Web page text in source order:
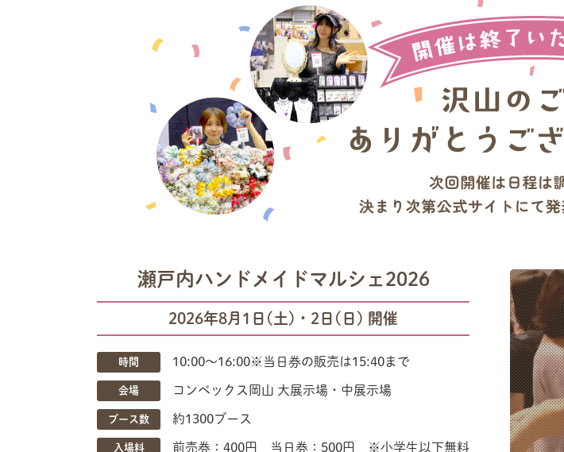
瀬戸内ハンドメイドマルシェ2026
2026年8月1日(土)・2日(日) 開催
時間 10:00〜16:00※当日券の販売は15:40まで
会場 コンベックス岡山 大展示場・中展示場
ブース数 約1300ブース
入場料 前売券：400円 当日券：500円 ※小学生以下無料